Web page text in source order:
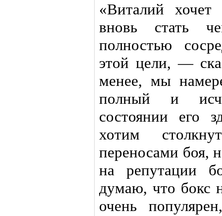
«Виталий
вновь стать
полностью
этой цели, —
менее, мы
полный и
состоянии его
хотим
переносами боя,
на репутации
думаю, что бокс
очень